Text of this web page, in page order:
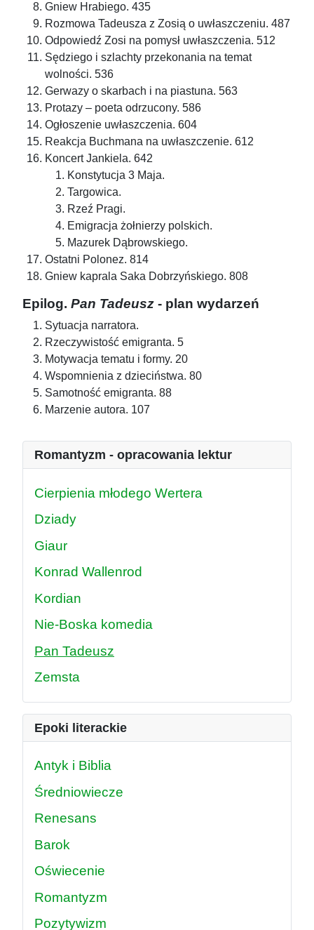
Gniew Hrabiego. 435
Rozmowa Tadeusza z Zosią o uwłaszczeniu. 487
Odpowiedź Zosi na pomysł uwłaszczenia. 512
Sędziego i szlachty przekonania na temat
wolności. 536
Gerwazy o skarbach i na piastuna. 563
Protazy – poeta odrzucony. 586
Ogłoszenie uwłaszczenia. 604
Reakcja Buchmana na uwłaszczenie. 612
Koncert Jankiela. 642
Konstytucja 3 Maja.
Targowica.
Rzeź Pragi.
Emigracja żołnierzy polskich.
Mazurek Dąbrowskiego.
Ostatni Polonez. 814
Gniew kaprala Saka Dobrzyńskiego. 808
Epilog. Pan Tadeusz - plan wydarzeń
Sytuacja narratora.
Rzeczywistość emigranta. 5
Motywacja tematu i formy. 20
Wspomnienia z dzieciństwa. 80
Samotność emigranta. 88
Marzenie autora. 107
Romantyzm - opracowania lektur
Cierpienia młodego Wertera
Dziady
Giaur
Konrad Wallenrod
Kordian
Nie-Boska komedia
Pan Tadeusz
Zemsta
Epoki literackie
Antyk i Biblia
Średniowiecze
Renesans
Barok
Oświecenie
Romantyzm
Pozytywizm